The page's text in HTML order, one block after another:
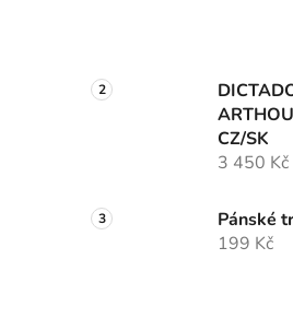
CZ/SK
3 450 Kč
Pánské
199 Kč